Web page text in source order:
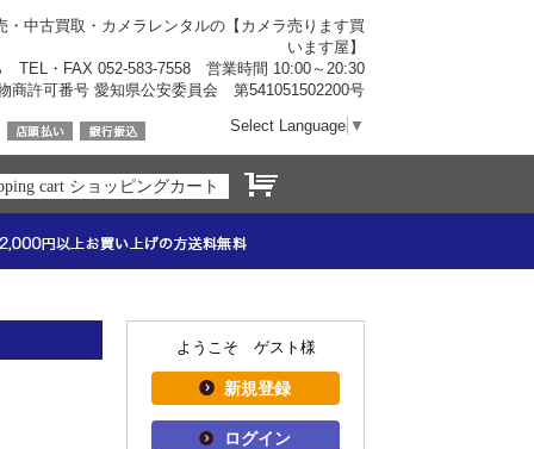
中古買取・カメラレンタルの【カメラ売ります買
います屋】
TEL・FAX 052-583-7558 営業時間 10:00～20:30
商許可番号 愛知県公安委員会 第541051502200号
Select Language ▼
cart ショッピングカート
ようこそ ゲスト様
新規登録
ログイン